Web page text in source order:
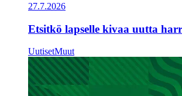
27.7.2026
Etsitkö lapselle kivaa uutta
UutisetMuut